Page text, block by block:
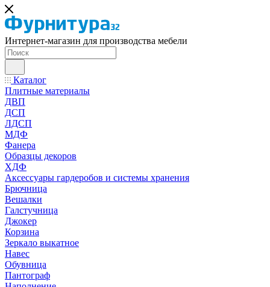
Интернет-магазин для производства мебели
Каталог
Плитные материалы
ДВП
ДСП
ЛДСП
МДФ
Фанера
Образцы декоров
ХДФ
Аксессуары гардеробов и системы хранения
Брючница
Вешалки
Галстучница
Джокер
Корзина
Зеркало выкатное
Навес
Обувница
Пантограф